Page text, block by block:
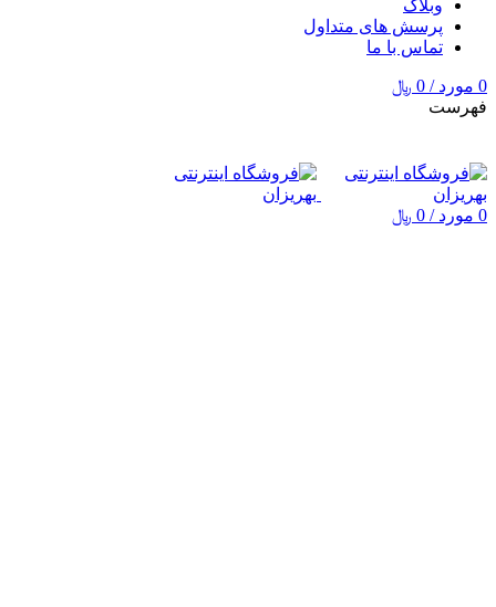
وبلاگ
پرسش های متداول
تماس با ما
0 مورد /
0 ﷼
فهرست
0 مورد /
0 ﷼